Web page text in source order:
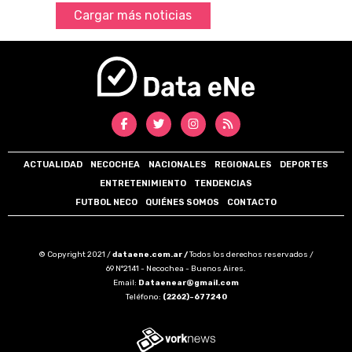
Cargar más noticias
ACTUALIDAD NECOCHEA NACIONALES REGIONALES
DEPORTES
ENTRETENIMIENTO
TENDENCIAS
FUTBOL NECO
QUIÉNES SOMOS CONTACTO
© Copyright 2021 /dataene.com.ar /Todos los derechos reservados /
69 N°2141 - Necochea - Buenos Aires.
Email: Dataenear@gmail.com
Teléfono: (2262)-677240